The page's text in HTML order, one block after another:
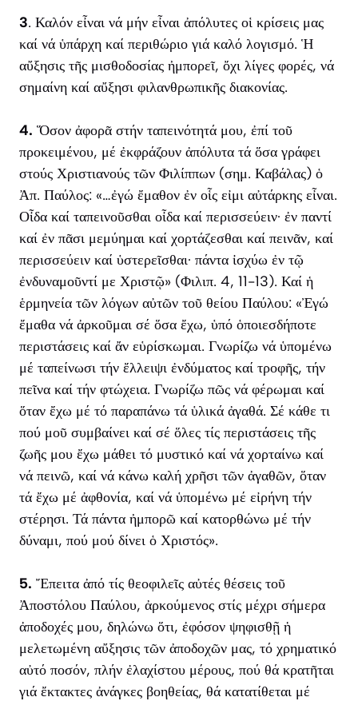
3. Καλόν εἶναι νά μήν εἶναι ἀπόλυτες οἱ κρίσεις μας
καί νά ὑπάρχη καί περιθώριο γιά καλό λογισμό. Ἡ
αὔξησις τῆς μισθοδοσίας ἠμπορεῖ, ὄχι λίγες φορές, νά
σημαίνη καί αὔξησι φιλανθρωπικῆς διακονίας.
4. Ὅσον ἀφορᾶ στήν ταπεινότητά μου, ἐπί τοῦ
προκειμένου, μέ ἐκφράζουν ἀπόλυτα τά ὅσα γράφει
στούς Χριστιανούς τῶν Φιλίππων (σημ. Καβάλας) ὁ
Ἀπ. Παύλος: «…ἐγώ ἔμαθον ἐν οἷς εἰμι αὐτάρκης εἶναι.
Οἶδα καί ταπεινοῦσθαι οἶδα καί περισσεύειν· ἐν παντί
καί ἐν πᾶσι μεμύημαι καί χορτάζεσθαι καί πεινᾶν, καί
περισσεύειν καί ὑστερεῖσθαι· πάντα ἰσχύω ἐν τῷ
ἐνδυναμοῦντί με Χριστῷ» (Φιλιπ. 4, 11-13). Καί ἡ
ἑρμηνεία τῶν λόγων αὐτῶν τοῦ θείου Παύλου: «Ἐγώ
ἔμαθα νά ἀρκοῦμαι σέ ὅσα ἔχω, ὑπό ὁποιεσδήποτε
περιστάσεις καί ἄν εὑρίσκωμαι. Γνωρίζω νά ὑπομένω
μέ ταπείνωσι τήν ἔλλειψι ἐνδύματος καί τροφῆς, τήν
πεῖνα καί τήν φτώχεια. Γνωρίζω πῶς νά φέρωμαι καί
ὅταν ἔχω μέ τό παραπάνω τά ὑλικά ἀγαθά. Σέ κάθε τι
πού μοῦ συμβαίνει καί σέ ὅλες τίς περιστάσεις τῆς
ζωῆς μου ἔχω μάθει τό μυστικό καί νά χορταίνω καί
νά πεινῶ, καί νά κάνω καλή χρῆσι τῶν ἀγαθῶν, ὅταν
τά ἔχω μέ ἀφθονία, καί νά ὑπομένω μέ εἰρήνη τήν
στέρησι. Τά πάντα ἠμπορῶ καί κατορθώνω μέ τήν
δύναμι, πού μού δίνει ὁ Χριστός».
5. Ἔπειτα ἀπό τίς θεοφιλεῖς αὐτές θέσεις τοῦ
Ἀποστόλου Παύλου, ἀρκούμενος στίς μέχρι σήμερα
ἀποδοχές μου, δηλώνω ὅτι, ἐφόσον ψηφισθῇ ἡ
μελετωμένη αὔξησις τῶν ἀποδοχῶν μας, τό χρηματικό
αὐτό ποσόν, πλήν ἐλαχίστου μέρους, πού θά κρατῆται
γιά ἔκτακτες ἀνάγκες βοηθείας, θά κατατίθεται μέ